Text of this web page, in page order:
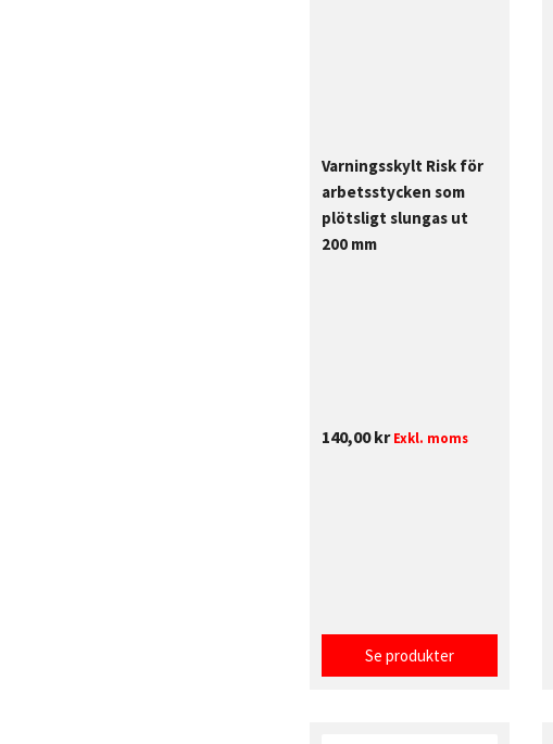
Varningsskylt Risk för
arbetsstycken som
plötsligt slungas ut
200 mm
140,00kr Exkl. moms
Se produkter